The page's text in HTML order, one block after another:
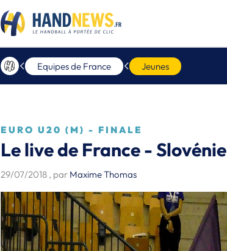
Equipes de France Jeunes
EURO U20 (M) - FINALE
Le live de France - Slovénie
29/07/2018 , par Maxime Thomas